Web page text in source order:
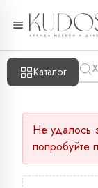
Каталог
Не удалось
попробуйте